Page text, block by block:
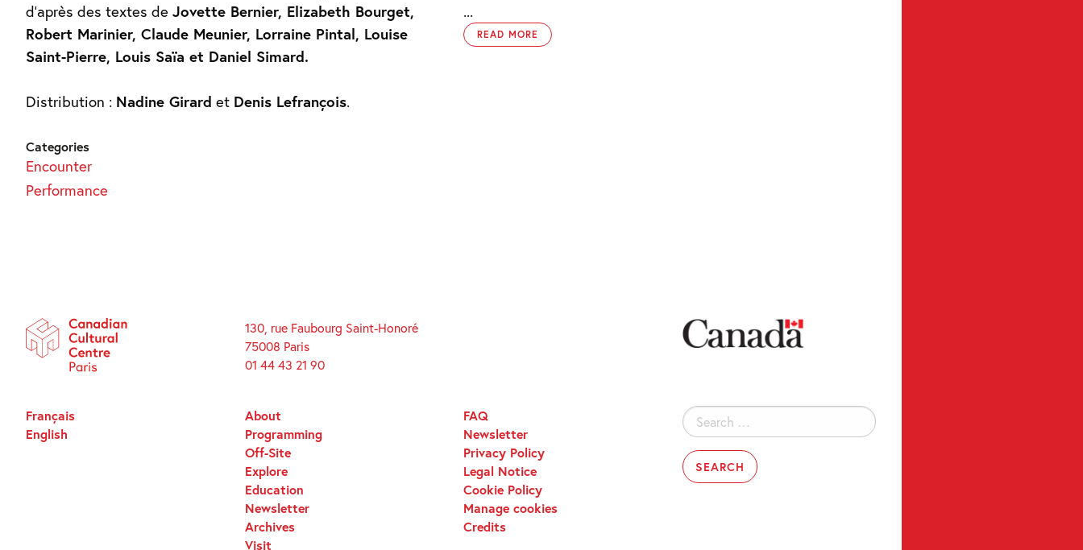
d’après des textes de Jovette Bernier, Elizabeth Bourget,
Robert Marinier, Claude Meunier, Lorraine Pintal, Louise
Saint-Pierre, Louis Saïa et Daniel Simard.
Distribution : Nadine Girard et Denis Lefrançois.
...
READ MORE
Categories
Encounter
Performance
130, rue Faubourg Saint-Honoré
75008 Paris
01 44 43 21 90
Search
for:
About
Programming
Off-Site
Explore
Education
Newsletter
Archives
Visit
FAQ
Newsletter
Privacy Policy
Legal Notice
Cookie Policy
Manage cookies
Credits
Français
English